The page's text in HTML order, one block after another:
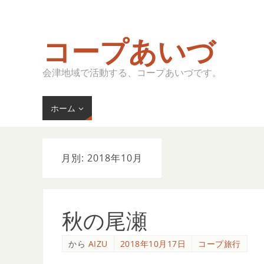
コープあいづ
会津地域で活動する、コープあいづです。
ホーム
月別: 2018年10月
秋の尾瀬
から AIZU 2018年10月17日 コープ旅行